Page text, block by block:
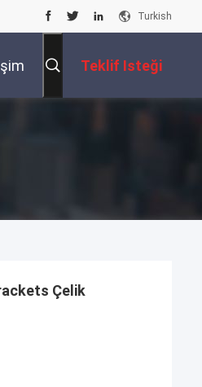
Turkish
Teklif Isteği
Çelik